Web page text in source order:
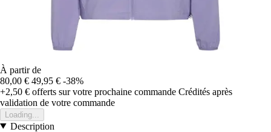
À partir de
80,00 € 49,95 € -38%
+2,50 € offerts sur votre prochaine commande Crédités après
validation de votre commande
Loading...
Description